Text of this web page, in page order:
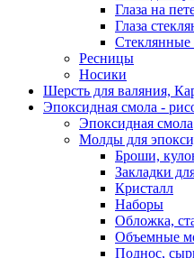
Глаза на
Глаза
Стеклянные
Ресницы
Носики
Шерсть для валяния,
Эпоксидная смола -
Эпоксидная смола
Молды для
Броши,
Закладки
Кристалл
Наборы
Обложка,
Объемные
Поднос,